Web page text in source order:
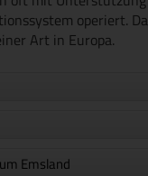
operiert.
Art in Europa.
Emsland